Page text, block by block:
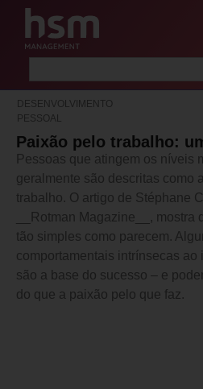
DESENVOLVIMENTO
PESSOAL
Paixão pelo trabalho:
Pessoas que atingem os níveis
geralmente são descritas como
trabalho. O artigo de Stéphane
__Rotman Magazine__, mostra
tão simples como parecem.
comportamentais intrínsecas
são a base do sucesso – e
do que a paixão pelo que faz.